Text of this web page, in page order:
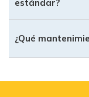
instalaciones
estándar?
¿Qué